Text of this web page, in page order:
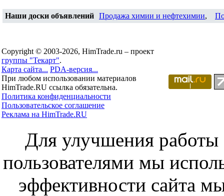
Наши доски объявлений Продажа химии и нефтехимии,
Copyright © 2003-2026, HimTrade.ru – проект
группы "Текарт".
Карта сайта... PDA-версия...
При любом использовании материалов
HimTrade.RU ссылка обязательна.
Политика конфиденциальности
Пользовательское соглашение
Реклама на HimTrade.RU
Для улучшения работы
пользователями мы
эффективности сайта